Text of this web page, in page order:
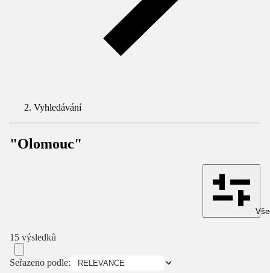
Vyhledávání
"Olomouc"
15 výsledků
Seřazeno podle: